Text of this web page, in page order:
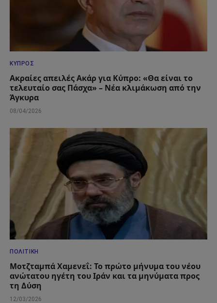
ΚΎΠΡΟΣ
Ακραίες απειλές Ακάρ για Κύπρο: «Θα είναι το
τελευταίο σας Πάσχα» – Νέα κλιμάκωση από την
Άγκυρα
08/04/2026
ΠΟΛΙΤΙΚΉ
Μοτζταμπά Χαμενεΐ: Το πρώτο μήνυμα του νέου
ανώτατου ηγέτη του Ιράν και τα μηνύματα προς
τη Δύση
12/03/2026